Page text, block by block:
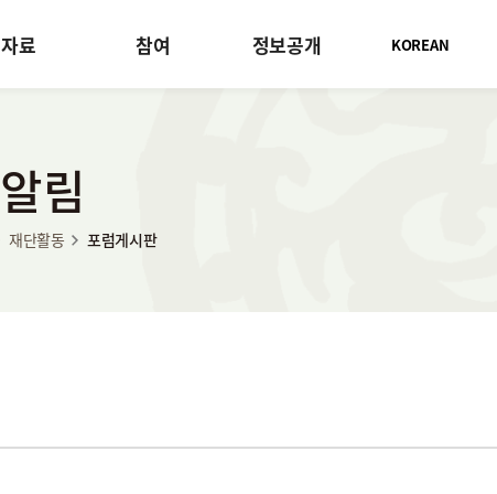
자료 참여 정보공개 KOREAN
알림
재단활동 포럼게시판